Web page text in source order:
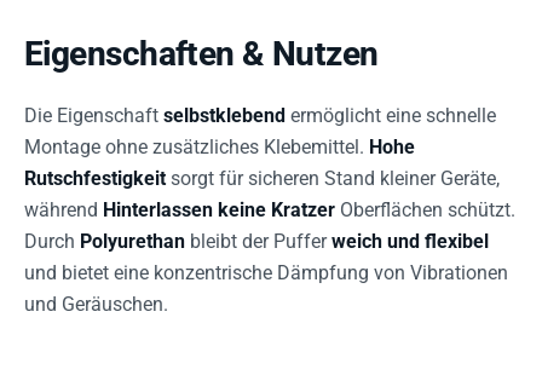
Eigenschaften & Nutzen
Die Eigenschaft selbstklebend ermöglicht eine schnelle
Montage ohne zusätzliches Klebemittel. Hohe
Rutschfestigkeit sorgt für sicheren Stand kleiner Geräte,
während Hinterlassen keine Kratzer Oberflächen schützt.
Durch Polyurethan bleibt der Pufferweich und flexibel
und bietet eine konzentrische Dämpfung von Vibrationen
und Geräuschen.